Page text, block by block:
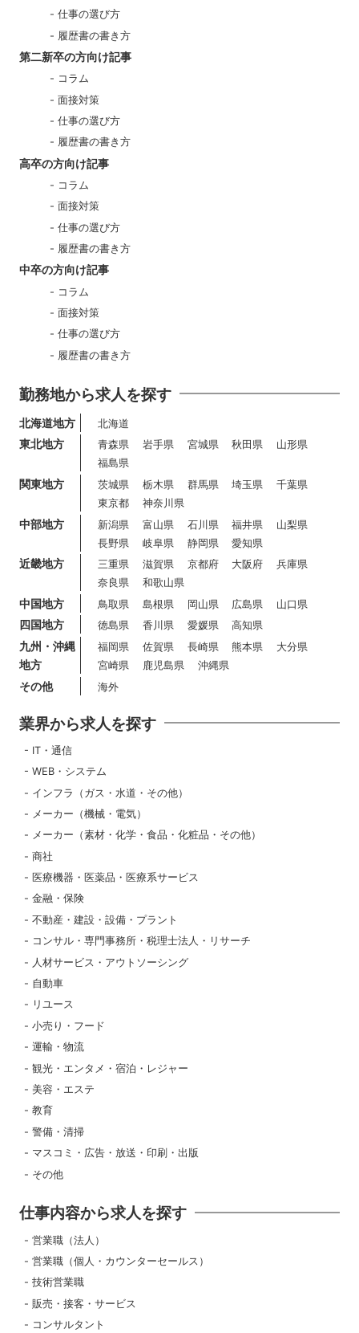
仕事の選び方
履歴書の書き方
第二新卒の方向け記事
コラム
面接対策
仕事の選び方
履歴書の書き方
高卒の方向け記事
コラム
面接対策
仕事の選び方
履歴書の書き方
中卒の方向け記事
コラム
面接対策
仕事の選び方
履歴書の書き方
勤務地から求人を探す
北海道地方 北海道
東北地方 青森県 岩手県 宮城県 秋田県
山形県
福島県
関東地方 茨城県 栃木県 群馬県 埼玉県
千葉県
東京都
神奈川県
中部地方 新潟県 富山県 石川県 福井県
山梨県
長野県
岐阜県 静岡県 愛知県
近畿地方 三重県 滋賀県 京都府 大阪府
兵庫県
奈良県
和歌山県
中国地方 鳥取県 島根県 岡山県 広島県 山口県
四国地方 徳島県 香川県 愛媛県 高知県
九州・沖縄
地方
福岡県 佐賀県 長崎県 熊本県
大分県
宮崎県
鹿児島県 沖縄県
その他 海外
業界から求人を探す
IT・通信
WEB・システム
インフラ（ガス・水道・その他）
メーカー（機械・電気）
メーカー（素材・化学・食品・化粧品・その他）
商社
医療機器・医薬品・医療系サービス
金融・保険
不動産・建設・設備・プラント
コンサル・専門事務所・税理士法人・リサーチ
人材サービス・アウトソーシング
自動車
リユース
小売り・フード
運輸・物流
観光・エンタメ・宿泊・レジャー
美容・エステ
教育
警備・清掃
マスコミ・広告・放送・印刷・出版
その他
仕事内容から求人を探す
営業職（法人）
営業職（個人・カウンターセールス）
技術営業職
販売・接客・サービス
コンサルタント